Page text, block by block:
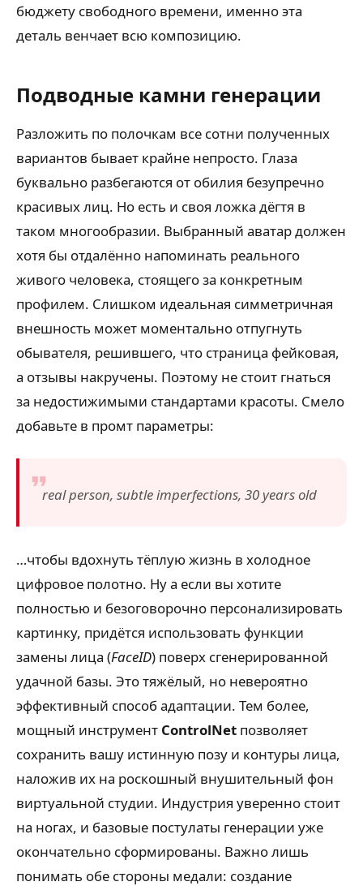
бюджету свободного времени, именно эта
деталь венчает всю композицию.
Подводные камни генерации
Разложить по полочкам все сотни полученных
вариантов бывает крайне непросто. Глаза
буквально разбегаются от обилия безупречно
красивых лиц. Но есть и своя ложка дёгтя в
таком многообразии. Выбранный аватар должен
хотя бы отдалённо напоминать реального
живого человека, стоящего за конкретным
профилем. Слишком идеальная симметричная
внешность может моментально отпугнуть
обывателя, решившего, что страница фейковая,
а отзывы накручены. Поэтому не стоит гнаться
за недостижимыми стандартами красоты. Смело
добавьте в промт параметры:
real person, subtle imperfections, 30 years old
…чтобы вдохнуть тёплую жизнь в холодное
цифровое полотно. Ну а если вы хотите
полностью и безоговорочно персонализировать
картинку, придётся использовать функции
замены лица (FaceID) поверх сгенерированной
удачной базы. Это тяжёлый, но невероятно
эффективный способ адаптации. Тем более,
мощный инструмент ControlNet позволяет
сохранить вашу истинную позу и контуры лица,
наложив их на роскошный внушительный фон
виртуальной студии. Индустрия уверенно стоит
на ногах, и базовые постулаты генерации уже
окончательно сформированы. Важно лишь
понимать обе стороны медали: создание